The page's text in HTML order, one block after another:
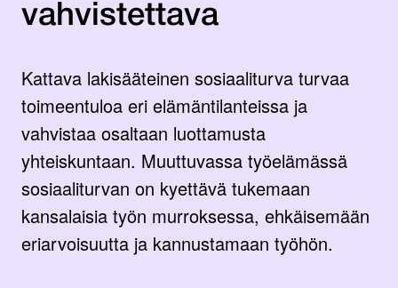
vahvistettava
Kattava lakisääteinen sosiaaliturva turvaa
toimeentuloa eri elämäntilanteissa ja
vahvistaa osaltaan luottamusta
yhteiskuntaan. Muuttuvassa työelämässä
sosiaaliturvan on kyettävä tukemaan
kansalaisia työn murroksessa, ehkäisemään
eriarvoisuutta ja kannustamaan työhön.